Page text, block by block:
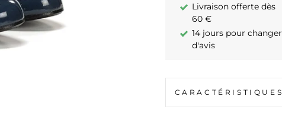
Livraison offerte dès
60 €
14 jours pour changer
d'avis
CARACTÉRISTIQUES